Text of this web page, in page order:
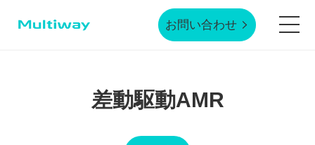
お問い合わせ
差動駆動AMR